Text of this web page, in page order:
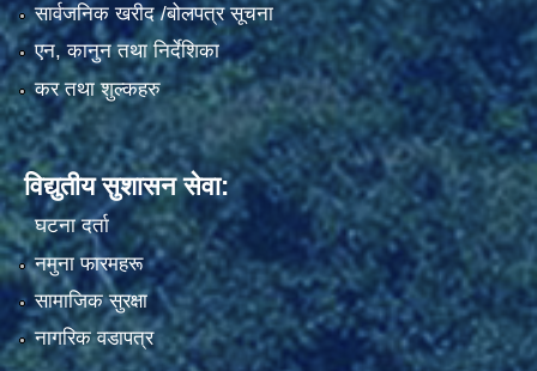
सार्वजनिक खरीद /बोलपत्र सूचना
एन, कानुन तथा निर्देशिका
कर तथा शुल्कहरु
विद्युतीय सुशासन सेवा:
घटना दर्ता
नमुना फारमहरू
सामाजिक सुरक्षा
नागरिक वडापत्र